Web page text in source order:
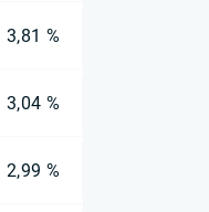
3,81 %
3,04 %
2,99 %